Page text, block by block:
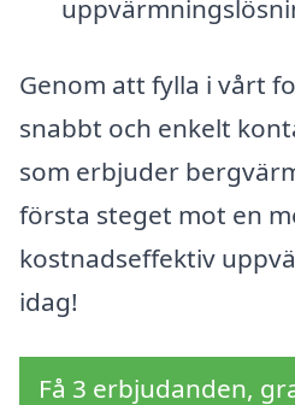
Genom att fylla i vårt
snabbt och enkelt
som erbjuder
första steget mot en
kostnadseffektiv
idag!
Få 3 erbjudanden,